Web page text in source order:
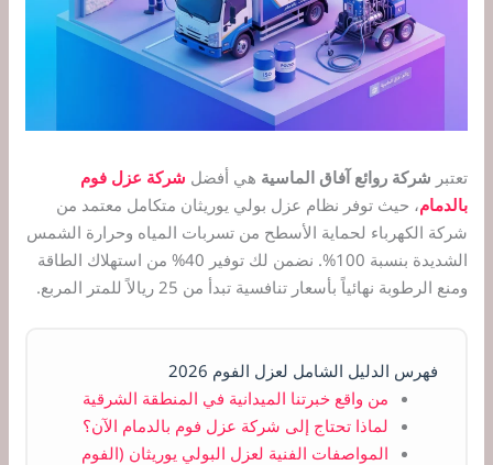
تعتبر شركة روائع آفاق الماسية هي أفضل شركة عزل فوم
بالدمام، حيث توفر نظام عزل بولي يوريثان متكامل معتمد من
شركة الكهرباء لحماية الأسطح من تسربات المياه وحرارة الشمس
الشديدة بنسبة 100%. نضمن لك توفير 40% من استهلاك الطاقة
ومنع الرطوبة نهائياً بأسعار تنافسية تبدأ من 25 ريالاً للمتر المربع.
فهرس الدليل الشامل لعزل الفوم 2026
من واقع خبرتنا الميدانية في المنطقة الشرقية
لماذا تحتاج إلى شركة عزل فوم بالدمام الآن؟
المواصفات الفنية لعزل البولي يوريثان (الفوم